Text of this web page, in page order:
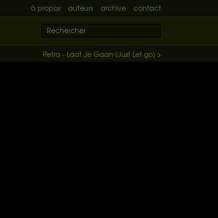
à propos auteurs archive contact
Petra - Laat Je Gaan (Just Let go) >